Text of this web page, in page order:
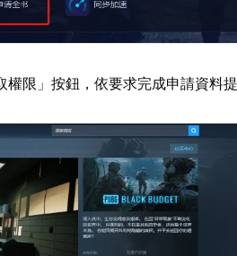
限」按鈕，依要求完成申請資料